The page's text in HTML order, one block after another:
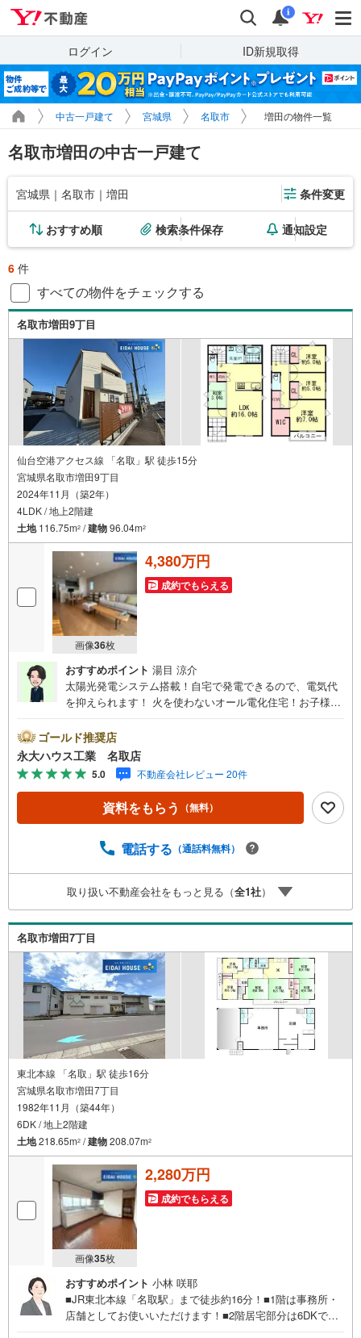
検索 通知
i
ログイン ID新規取得
中古一戸建て 宮城県 名取市 増田の物件一覧
名取市増田の中古一戸建て
宮城県｜名取市｜増田 条件変更
おすすめ順 検索条件保存 通知設定
6 件
すべての物件をチェックする
名取市増田9丁目
仙台空港アクセス線 「名取」駅 徒歩15分
宮城県名取市増田9丁目
2024年11月（築2年）
4LDK / 地上2階建
土地116.75m2 /建物96.04m2
画像36枚
4,380万円
成約でもらえる
おすすめポイント 湯目 涼介
太陽光発電システム搭載！自宅で発電できるので、電気代
を抑えられます！ 火を使わないオール電化住宅！お子様に
城県内の多数店舗で展開中！こちらでは当社の強みを大き
く2つに分けてご紹介！1.＜豊富な不動産知識＞戸建・マン
ション・土地…と種別を問わず不動産を取り扱っておりま
す。さらに教育施設や商業施設、子育て環境や行政などの
地域情報を総合し、お客様により良い物件選びをしていた
だけるよう、しっかりとサポートさせていただきます。2.
越し】【リフォーム】など住宅に関する様々なご相談はも
ても、誠心誠意ご説明させていただきます。各店舗ではキ
ッズスペースも完備！お子様連れのご家族皆様で、ぜひお
越しください。営業時間:10:00～18:00（定休日:火・水曜
日 ※店舗により変動あり）現地のご案内も可能ですので、
どうぞお気軽にお問い合わせください！
ゴールド推奨店
永大ハウス工業 名取店
5.0 不動産会社レビュー 20件
資料をもらう （無料）
電話する （通話料無料）
取り扱い不動産会社をもっと見る（全1社）
名取市増田7丁目
東北本線 「名取」駅 徒歩16分
宮城県名取市増田7丁目
1982年11月（築44年）
6DK / 地上2階建
土地218.65m2 /建物208.07m2
画像35枚
2,280万円
成約でもらえる
おすすめポイント 小林 咲耶
■JR東北本線「名取駅」まで徒歩約16分！■1階は事務所・
店舗としてお使いいただけます！■2階居宅部分は6DKで各